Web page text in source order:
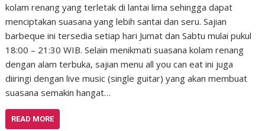
kolam renang yang terletak di lantai lima sehingga dapat
menciptakan suasana yang lebih santai dan seru. Sajian
barbeque ini tersedia setiap hari Jumat dan Sabtu mulai pukul
18:00 – 21:30 WIB. Selain menikmati suasana kolam renang
dengan alam terbuka, sajian menu all you can eat ini juga
diiringi dengan live music (single guitar) yang akan membuat
suasana semakin hangat…
READ MORE